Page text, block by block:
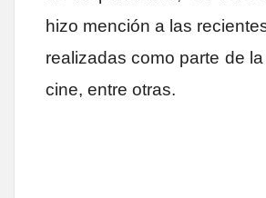
hizo mención a las
realizadas como parte de
cine, entre otras.